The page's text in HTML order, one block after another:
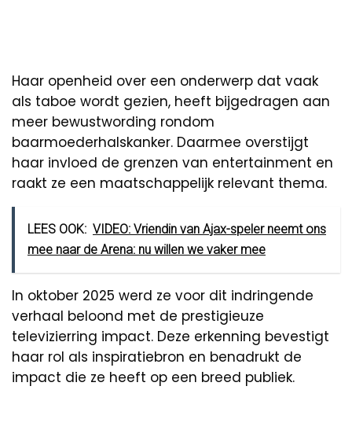
Haar openheid over een onderwerp dat vaak
als taboe wordt gezien, heeft bijgedragen aan
meer bewustwording rondom
baarmoederhalskanker. Daarmee overstijgt
haar invloed de grenzen van entertainment en
raakt ze een maatschappelijk relevant thema.
LEES OOK: VIDEO: Vriendin van Ajax-speler neemt ons
mee naar de Arena: nu willen we vaker mee
In oktober 2025 werd ze voor dit indringende
verhaal beloond met de prestigieuze
televizierring impact. Deze erkenning bevestigt
haar rol als inspiratiebron en benadrukt de
impact die ze heeft op een breed publiek.